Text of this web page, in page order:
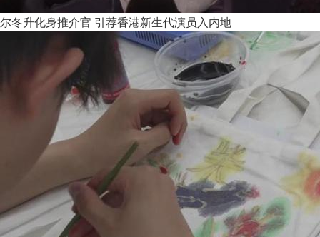
尔冬升化身推介官 引荐香港新生代演员入内地